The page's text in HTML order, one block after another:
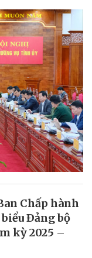
Chấp hành
Ðảng bộ
kỳ 2025 –